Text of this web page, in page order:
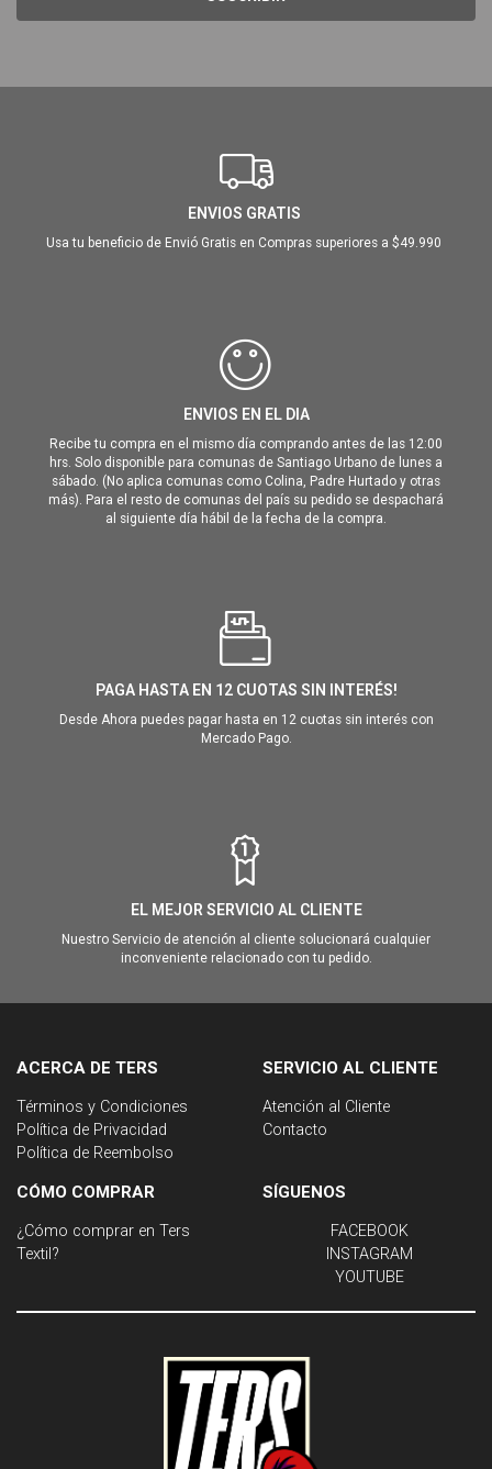
ENVIOS GRATIS
Usa tu beneficio de Envió Gratis en Compras superiores a $49.990
ENVIOS EN EL DIA
Recibe tu compra en el mismo día comprando antes de las 12:00
hrs. Solo disponible para comunas de Santiago Urbano de lunes a
sábado. (No aplica comunas como Colina, Padre Hurtado y otras
más). Para el resto de comunas del país su pedido se despachará
al siguiente día hábil de la fecha de la compra.
PAGA HASTA EN 12 CUOTAS SIN INTERÉS!
Desde Ahora puedes pagar hasta en 12 cuotas sin interés con
Mercado Pago.
EL MEJOR SERVICIO AL CLIENTE
Nuestro Servicio de atención al cliente solucionará cualquier
inconveniente relacionado con tu pedido.
ACERCA DE TERS
Términos y Condiciones
Política de Privacidad
Política de Reembolso
SERVICIO AL CLIENTE
Atención al Cliente
Contacto
CÓMO COMPRAR
¿Cómo comprar en Ters
Textil?
SÍGUENOS
FACEBOOK
INSTAGRAM
YOUTUBE